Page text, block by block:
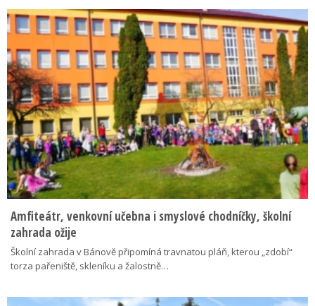
Amfiteátr, venkovní učebna i smyslové chodníčky, školní
zahrada ožije
Školní zahrada v Bánově připomíná travnatou pláň, kterou „zdobí“
torza pařeniště, skleníku a žalostně…